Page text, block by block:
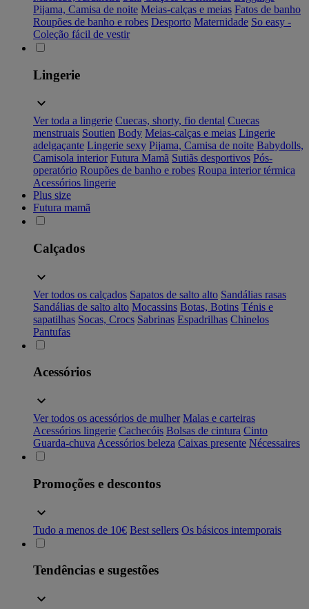
Pijama, Camisa de noite Meias-calças e meias Fatos de banho
Roupões de banho e robes Desporto Maternidade So easy -
Coleção fácil de vestir
Lingerie
Ver toda a lingerie Cuecas, shorty, fio dental Cuecas
menstruais Soutien Body Meias-calças e meias Lingerie
adelgaçante Lingerie sexy Pijama, Camisa de noite Babydolls,
Camisola interior Futura Mamã Sutiãs desportivos Pós-
operatório Roupões de banho e robes Roupa interior térmica
Acessórios lingerie
Plus size
Futura mamã
Calçados
Ver todos os calçados Sapatos de salto alto Sandálias rasas
Sandálias de salto alto Mocassins Botas, Botins Ténis e
sapatilhas Socas, Crocs Sabrinas Espadrilhas Chinelos
Pantufas
Acessórios
Ver todos os acessórios de mulher Malas e carteiras
Acessórios lingerie Cachecóis Bolsas de cintura Cinto
Guarda-chuva Acessórios beleza Caixas presente Nécessaires
Promoções e descontos
Tudo a menos de 10€ Best sellers Os básicos intemporais
Tendências e sugestões